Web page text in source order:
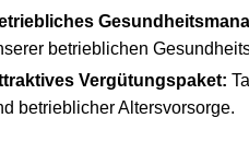
betrieblichen
Vergütungspaket:
betrieblicher Altersvorsorge.